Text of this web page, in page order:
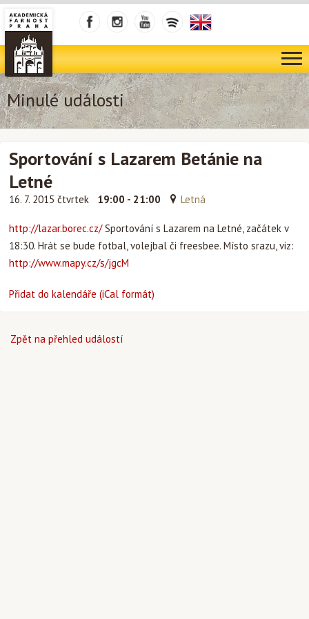
Minulé události
Sportování s Lazarem Betánie na
Letné
16. 7. 2015 čtvrtek 19:00 - 21:00 Letná
http://lazar.borec.cz/Sportování s Lazarem na Letné, začátek v
18:30. Hrát se bude fotbal, volejbal či freesbee. Místo srazu, viz:
http://www.mapy.cz/s/jgcM
Přidat do kalendáře (iCal formát)
Zpět na přehled událostí